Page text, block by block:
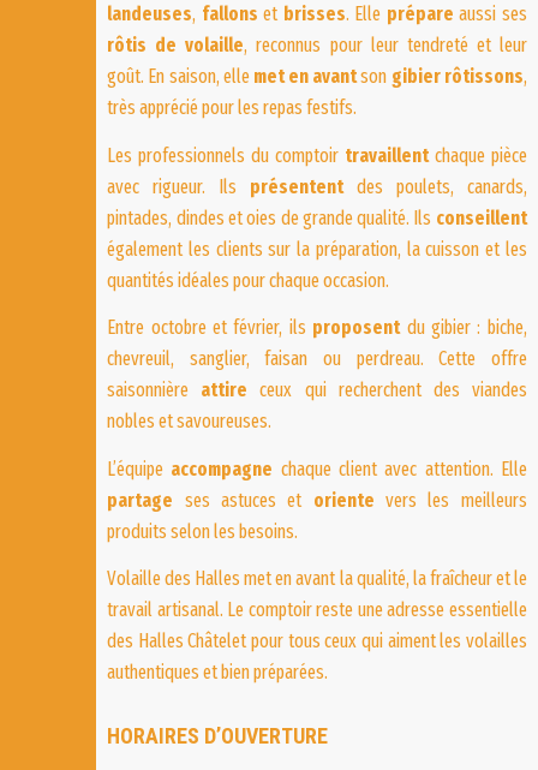
landeuses, fallons et brisses. Elle prépare aussi ses
rôtis de volaille, reconnus pour leur tendreté et leur
goût. En saison, elle met en avantson gibier rôtissons,
très apprécié pour les repas festifs.
Les professionnels du comptoir travaillentchaque pièce
avec rigueur. Ils présentent des poulets, canards,
pintades, dindes et oies de grande qualité. Ils conseillent
également les clients sur la préparation, la cuisson et les
quantités idéales pour chaque occasion.
Entre octobre et février, ils proposentdu gibier : biche,
chevreuil, sanglier, faisan ou perdreau. Cette offre
saisonnière attire ceux qui recherchent des viandes
nobles et savoureuses.
L’équipe accompagne chaque client avec attention. Elle
partage ses astuces et oriente vers les meilleurs
produits selon les besoins.
Volaille des Halles met en avant la qualité, la fraîcheur et le
travail artisanal. Le comptoir reste une adresse essentielle
des Halles Châtelet pour tous ceux qui aiment les volailles
authentiques et bien préparées.
HORAIRES D’OUVERTURE